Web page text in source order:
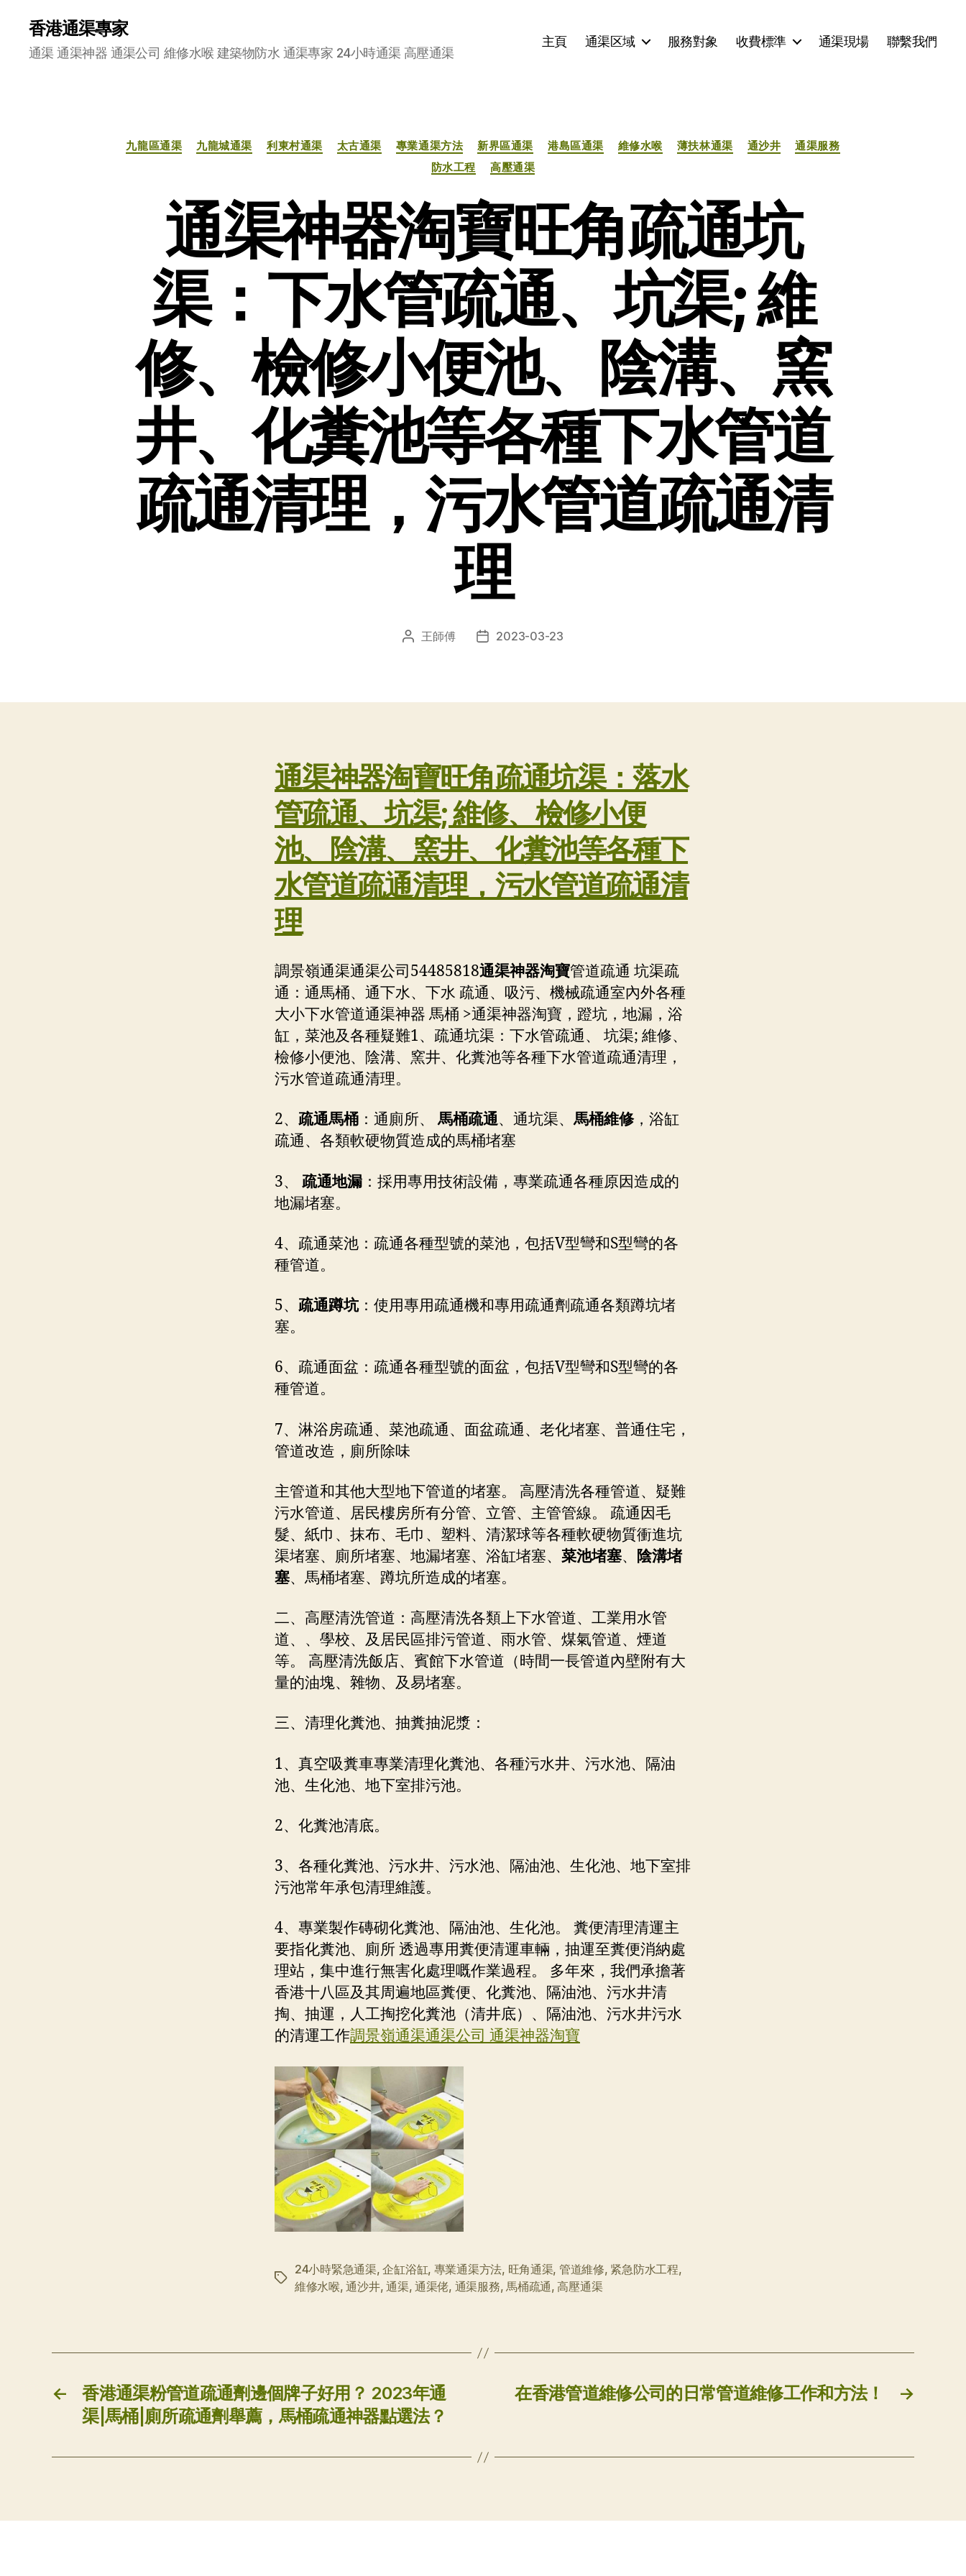
香港通渠專家
通渠 通渠神器 通渠公司 維修水喉 建築物防水 通渠專家 24小時通渠 高壓通渠
主頁 通渠区域 服務對象 收費標準 通渠現場 聯繫我們
分
类
九龍區通渠 九龍城通渠 利東村通渠 太古通渠 專業通渠方法 新界區通渠 港島區通渠 維修水喉 薄扶林通渠 通沙井
通渠服務
防水工程
高壓通渠
通渠神器淘寶旺角疏通坑
渠：下水管疏通、坑渠; 維
修、檢修小便池、陰溝、窯
井、化糞池等各種下水管道
疏通清理，污水管道疏通清
理
文 王師傅
发 2023-03-23
通渠神器淘寶旺角疏通坑渠：落水
管疏通、坑渠; 維修、檢修小便
池、陰溝、窯井、化糞池等各種下
水管道疏通清理，污水管道疏通清
理
調景嶺通渠通渠公司54485818通渠神器淘寶管道疏通 坑渠疏
通：通馬桶、通下水、下水 疏通、吸污、機械疏通室內外各種
大小下水管道通渠神器 馬桶 >通渠神器淘寶，蹬坑，地漏，浴
缸，菜池及各種疑難1、疏通坑渠：下水管疏通、 坑渠; 維修、
檢修小便池、陰溝、窯井、化糞池等各種下水管道疏通清理，
污水管道疏通清理。
2、 疏通馬桶 ：通廁所、 馬桶疏通、通坑渠、馬桶維修，浴缸
疏通、各類軟硬物質造成的馬桶堵塞
3、 疏通地漏 ：採用專用技術設備，專業疏通各種原因造成的
地漏堵塞。
4、疏通菜池：疏通各種型號的菜池，包括V型彎和S型彎的各
種管道。
5、 疏通蹲坑：使用專用疏通機和專用疏通劑疏通各類蹲坑堵
塞。
6、疏通面盆：疏通各種型號的面盆，包括V型彎和S型彎的各
種管道。
7、淋浴房疏通、菜池疏通、面盆疏通、老化堵塞、普通住宅，
管道改造，廁所除味
主管道和其他大型地下管道的堵塞。 高壓清洗各種管道、疑難
污水管道、居民樓房所有分管、立管、主管管線。 疏通因毛
髮、紙巾、抹布、毛巾、塑料、清潔球等各種軟硬物質衝進坑
渠堵塞、廁所堵塞、地漏堵塞、浴缸堵塞、 菜池堵塞、
陰溝堵
塞、馬桶堵塞、蹲坑所造成的堵塞。
二、高壓清洗管道：高壓清洗各類上下水管道、工業用水管
道、、學校、及居民區排污管道、雨水管、煤氣管道、煙道
等。 高壓清洗飯店、賓館下水管道（時間一長管道內壁附有大
量的油塊、雜物、及易堵塞。
三、清理化糞池、抽糞抽泥漿：
1、真空吸糞車專業清理化糞池、各種污水井、污水池、隔油
池、生化池、地下室排污池。
2、化糞池清底。
3、各種化糞池、污水井、污水池、隔油池、生化池、地下室排
污池常年承包清理維護。
4、專業製作磚砌化糞池、隔油池、生化池。 糞便清理清運主
要指化糞池、廁所 透過專用糞便清運車輛，抽運至糞便消納處
理站，集中進行無害化處理嘅作業過程。 多年來，我們承擔著
香港十八區及其周遍地區糞便、化糞池、隔油池、污水井清
掏、抽運，人工掏挖化糞池（清井底）、隔油池、污水井污水
的清運工作調景嶺通渠通渠公司 通渠神器淘寶
标
24小時緊急通渠,企缸浴缸, 專業通渠方法, 旺角通渠, 管道維修, 紧急防水工程,
維修水喉,通沙井,通渠, 通渠佬, 通渠服務,馬桶疏通,高壓通渠
←
香港通渠粉管道疏通劑邊個牌子好用？ 2023年通
渠|馬桶|廁所疏通劑舉薦，馬桶疏通神器點選法？
→
在香港管道維修公司的日常管道維修工作和方法！